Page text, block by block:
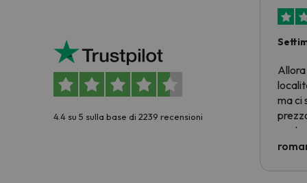
4.4 su 5 sulla base di 2239 recensioni
Allora
ma ci